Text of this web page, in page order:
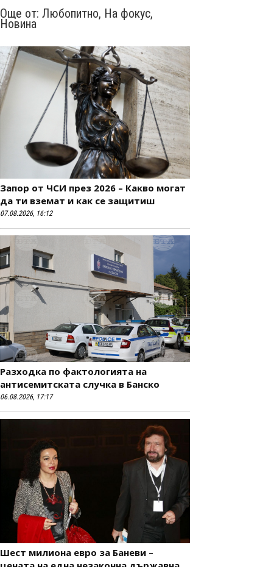
Още от: Любопитно, На фокус,
Новина
Запор от ЧСИ през 2026 – Какво могат
да ти вземат и как се защитиш
07.08.2026, 16:12
Разходка по фактологията на
антисемитската случка в Банско
06.08.2026, 17:17
Шест милиона евро за Баневи –